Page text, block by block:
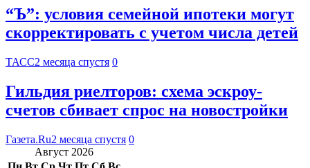
“Ъ”: условия семейной ипотеки могут
скорректировать с учетом числа детей
ТАСС2 месяца спустя 0
Гильдия риелторов: схема эскроу-
счетов сбивает спрос на новостройки
Газета.Ru2 месяца спустя 0
Август 2026